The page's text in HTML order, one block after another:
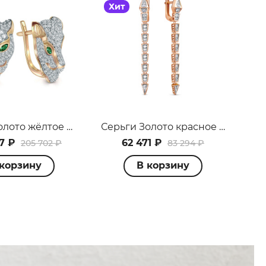
Серьги Золото жёлтое 099108_02_03_005_3129
₽ 205 702 ₽
Хит
Серьги Золото красное 120361
62 471 ₽ 83 294 ₽
В корзину